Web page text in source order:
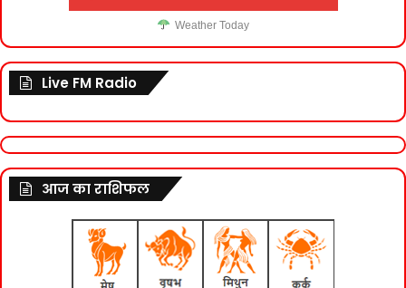
Weather Today
Live FM Radio
आज का राशिफल